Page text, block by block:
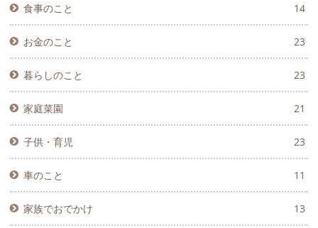
食事のこと 14
お金のこと 23
暮らしのこと 23
家庭菜園 21
子供・育児 23
車のこと 11
家族でおでかけ 13